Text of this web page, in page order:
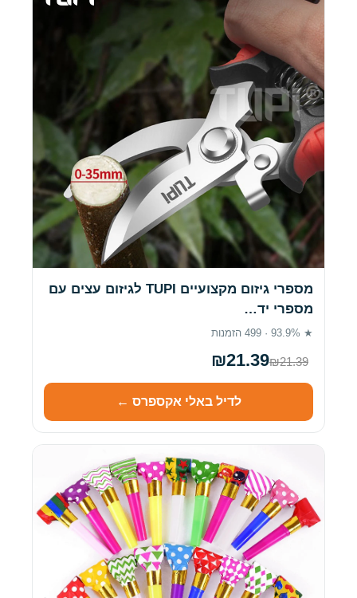
מספרי גיזום מקצועיים TUPI לגיזום עצים עם
מספרי יד…
★ 93.9% · 499 הזמנות
₪21.39₪21.39
לדיל באלי אקספרס ←